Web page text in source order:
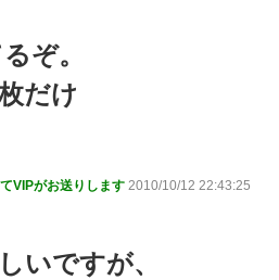
ぞ。
だけ
VIPがお送りします 2010/10/12 22:43:25
いですが、